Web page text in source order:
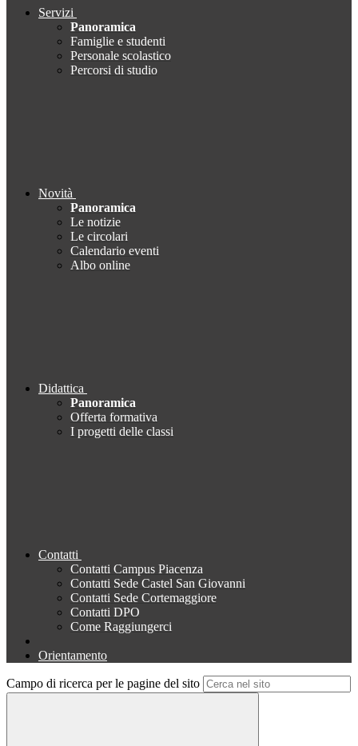
Servizi
Panoramica
Famiglie e studenti
Personale scolastico
Percorsi di studio
Novità
Panoramica
Le notizie
Le circolari
Calendario eventi
Albo online
Didattica
Panoramica
Offerta formativa
I progetti delle classi
Contatti
Contatti Campus Piacenza
Contatti Sede Castel San Giovanni
Contatti Sede Cortemaggiore
Contatti DPO
Come Raggiungerci
Orientamento
Campo di ricerca per le pagine del sito